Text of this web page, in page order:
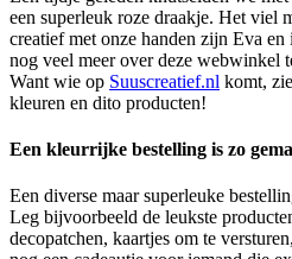
een superleuk roze draakje. Het viel
creatief met onze handen zijn Eva
nog veel meer over deze webwinkel
Want wie op Suuscreatief.nl komt,
kleuren en dito producten!
Een kleurrijke bestelling is zo
Een diverse maar superleuke
Leg bijvoorbeeld de leukste
decopatchen, kaartjes om te